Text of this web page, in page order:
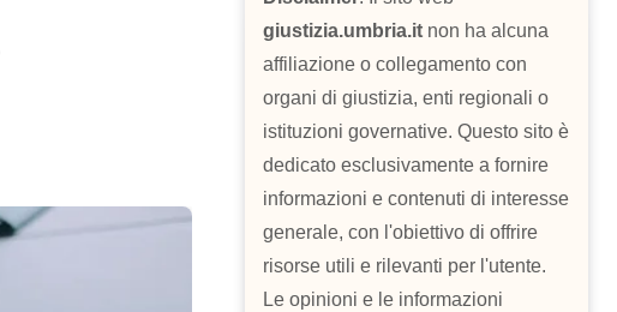
giustizia.umbria.it non ha alcuna
affiliazione o collegamento con
organi di giustizia, enti regionali o
istituzioni governative. Questo sito è
dedicato esclusivamente a fornire
informazioni e contenuti di interesse
generale, con l'obiettivo di offrire
risorse utili e rilevanti per l'utente.
Le opinioni e le informazioni